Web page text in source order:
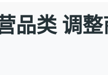
品类 调